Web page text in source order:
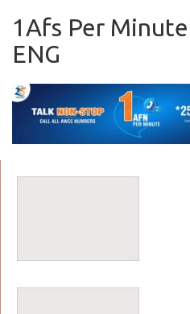
1Afs Per
ENG